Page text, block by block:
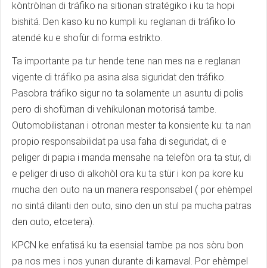
kòntròlnan di tráfiko na sitionan stratégiko i ku ta hopi
bishitá. Den kaso ku no kumpli ku reglanan di tráfiko lo
atendé ku e shofùr di forma estrikto.
Ta importante pa tur hende tene nan mes na e reglanan
vigente di tráfiko pa asina alsa siguridat den tráfiko.
Pasobra tráfiko sigur no ta solamente un asuntu di polis
pero di shofùrnan di vehíkulonan motorisá tambe.
Outomobilistanan i otronan mester ta konsiente ku: ta nan
propio responsabilidat pa usa faha di seguridat, di e
peliger di papia i manda mensahe na telefòn ora ta stür, di
e peliger di uso di alkohòl ora ku ta stür i kon pa kore ku
mucha den outo na un manera responsabel ( por ehèmpel
no sintá dilanti den outo, sino den un stul pa mucha patras
den outo, etcetera).
KPCN ke enfatisá ku ta esensial tambe pa nos sòru bon
pa nos mes i nos yunan durante di karnaval. Por ehèmpel